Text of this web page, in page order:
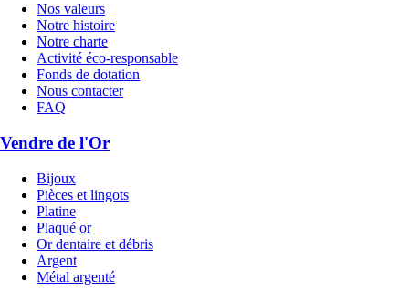
Nos valeurs
Notre histoire
Notre charte
Activité éco-responsable
Fonds de dotation
Nous contacter
FAQ
Vendre de l'Or
Bijoux
Pièces et lingots
Platine
Plaqué or
Or dentaire et débris
Argent
Métal argenté